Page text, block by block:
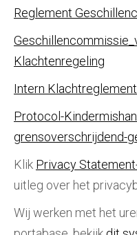
Reglement
Klachtenregeling
Intern
Protocol-
grensoverschrijdend-
Klik Privacy
uitleg over het
Wij werken met het